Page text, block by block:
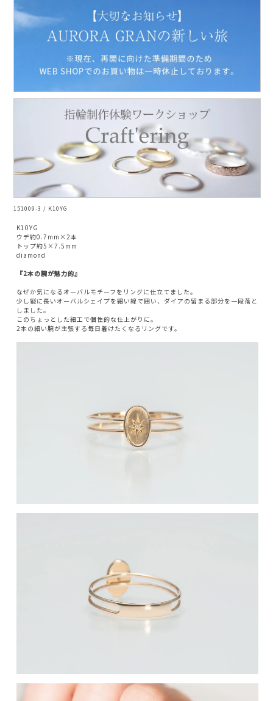
151009-3 / K10YG
K10YG
ウデ約0.7mm×2本
トップ約5×7.5mm
diamond
『2本の腕が魅力的』
なぜか気になるオーバルモチーフをリングに仕立てました。
少し縦に長いオーバルシェイプを細い線で囲い、ダイアの留まる部分を一段落と
しました。
このちょっとした細工で個性的な仕上がりに。
2本の細い腕が主張する毎日着けたくなるリングです。